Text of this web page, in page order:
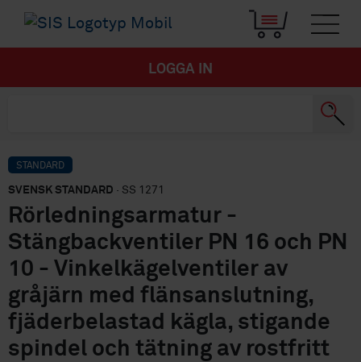
LOGGA IN
STANDARD
SVENSK STANDARD · SS 1271
Rörledningsarmatur -
Stängbackventiler PN 16 och PN
10 - Vinkelkägelventiler av
gråjärn med flänsanslutning,
fjäderbelastad kägla, stigande
spindel och tätning av rostfritt